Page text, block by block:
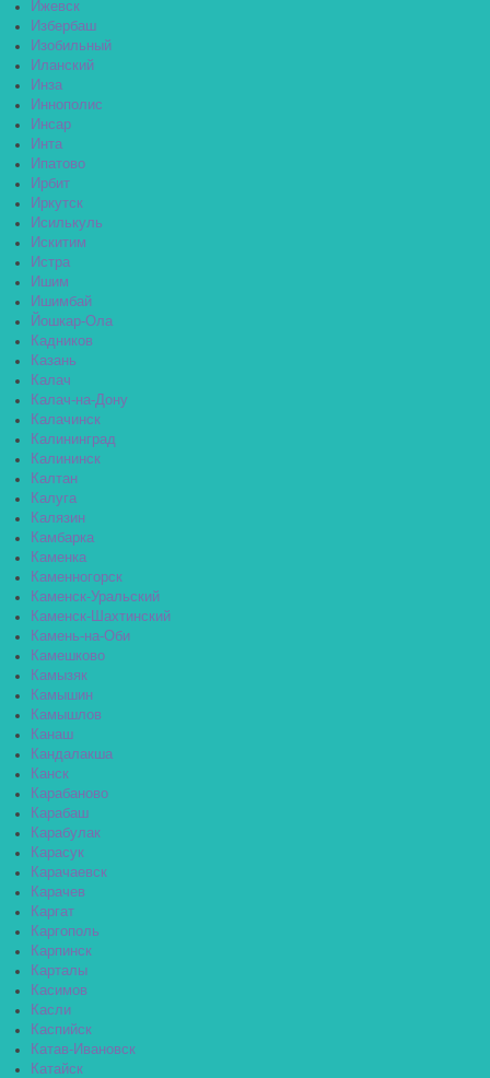
Ижевск
Избербаш
Изобильный
Иланский
Инза
Иннополис
Инсар
Инта
Ипатово
Ирбит
Иркутск
Исилькуль
Искитим
Истра
Ишим
Ишимбай
Йошкар-Ола
Кадников
Казань
Калач
Калач-на-Дону
Калачинск
Калининград
Калининск
Калтан
Калуга
Калязин
Камбарка
Каменка
Каменногорск
Каменск-Уральский
Каменск-Шахтинский
Камень-на-Оби
Камешково
Камызяк
Камышин
Камышлов
Канаш
Кандалакша
Канск
Карабаново
Карабаш
Карабулак
Карасук
Карачаевск
Карачев
Каргат
Каргополь
Карпинск
Карталы
Касимов
Касли
Каспийск
Катав-Ивановск
Катайск